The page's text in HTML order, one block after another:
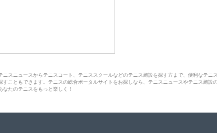
スニュースからテニスコート、テニススクールなどのテニス施設を探す方まで、便利なテニ
こともできます。テニスの総合ポータルサイトをお探しなら、テニスニュースやテニス施設
たのテニスをもっと楽しく！